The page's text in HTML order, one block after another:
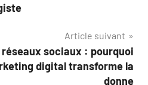
Article suivant
réseaux sociaux : pourquoi
digital transforme la
donne